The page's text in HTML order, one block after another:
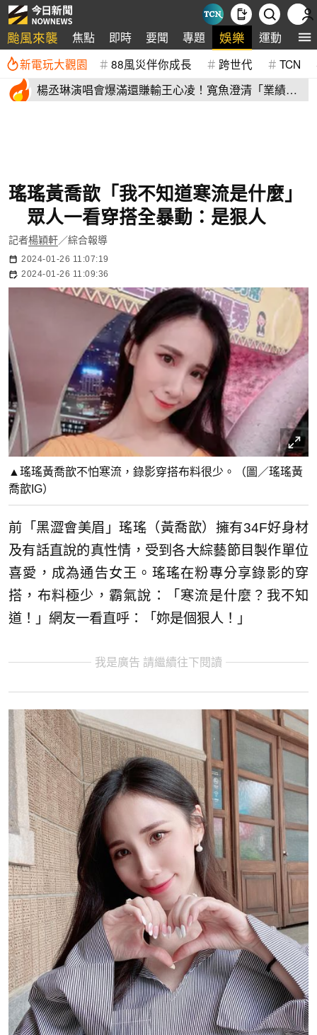
颱風來襲 焦點 即時 要聞 專題 娛樂 運動 全
新電玩大觀園 88風災伴你成長 跨世代 TCN
楊丞琳演唱會爆滿還賺輸王心凌！寬魚澄清「業績沒
瑤瑤黃喬歆「我不知道寒流是什麼」
眾人一看穿搭全暴動：是狠人
記者楊穎軒／綜合報導
2024-01-26 11:07:19
2024-01-26 11:09:36
▲瑤瑤黃喬歆不怕寒流，錄影穿搭布料很少。（圖／瑤瑤黃
喬歆IG）
前「黑澀會美眉」瑤瑤（黃喬歆）擁有34F好身材
及有話直說的真性情，受到各大綜藝節目製作單位
喜愛，成為通告女王。瑤瑤在粉專分享錄影的穿
搭，布料極少，霸氣說：「寒流是什麼？我不知
道！」網友一看直呼：「妳是個狠人！」
我是廣告 請繼續往下閱讀